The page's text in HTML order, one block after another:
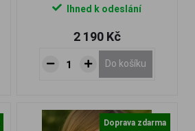
Ihned k odeslání
2 190 Kč
Do košíku
Doprava zdarma